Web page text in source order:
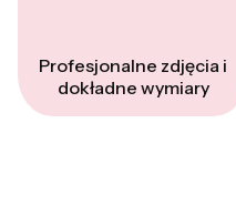
Profesjonalne zdjęcia i
dokładne wymiary